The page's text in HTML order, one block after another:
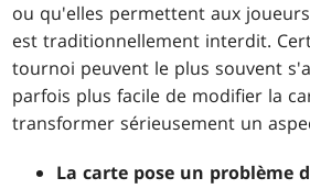
ou qu'elles permettent aux
est traditionnellement interdit.
tournoi peuvent le plus souvent
parfois plus facile de modifier la
transformer sérieusement un
La carte pose un problème